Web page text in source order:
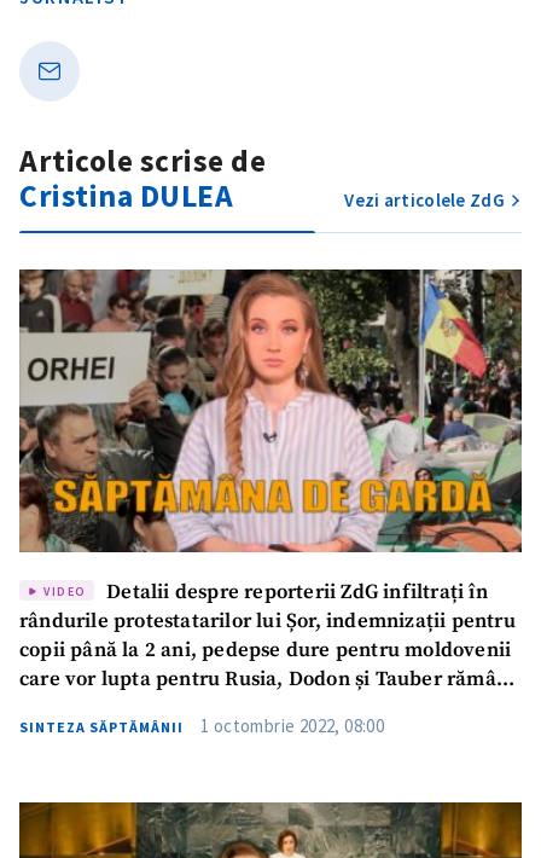
Articole scrise de
Cristina DULEA
Vezi articolele ZdG
VIDEO
Detalii despre reporterii ZdG infiltrați în
rândurile protestatarilor lui Șor, indemnizații pentru
copii până la 2 ani, pedepse dure pentru moldovenii
care vor lupta pentru Rusia, Dodon și Tauber rămân
| Săptămâna de Gardă
SINTEZA SĂPTĂMÂNII 1 octombrie 2022, 08:00